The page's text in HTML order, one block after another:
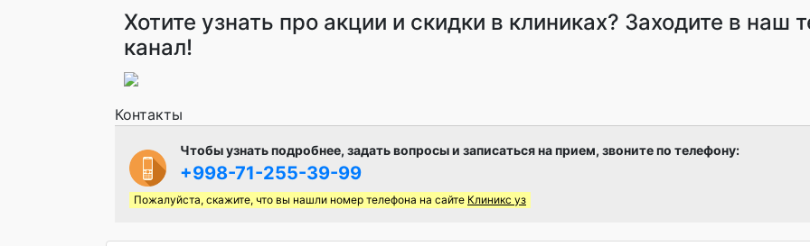
Хотите узнать про акции и скидки в клиниках? Заходите в наш
канал!
Контакты
Чтобы узнать подробнее, задать вопросы и записаться на прием, звоните по телефону:
+998-71-255-39-99
Пожалуйста, скажите, что вы нашли номер телефона на сайте Клиникс уз